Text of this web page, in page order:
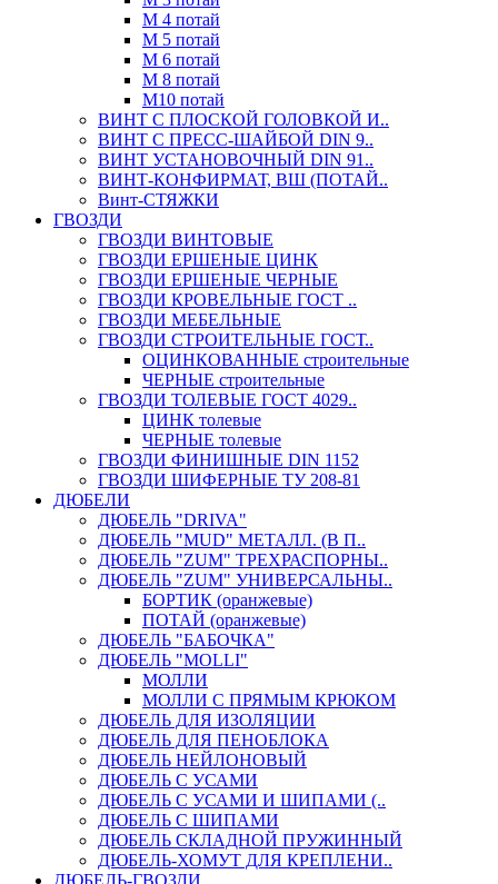
М 4 потай
М 5 потай
М 6 потай
М 8 потай
М10 потай
ВИНТ С ПЛОСКОЙ ГОЛОВКОЙ И..
ВИНТ С ПРЕСС-ШАЙБОЙ DIN 9..
ВИНТ УСТАНОВОЧНЫЙ DIN 91..
ВИНТ-КОНФИРМАТ, ВШ (ПОТАЙ..
Винт-СТЯЖКИ
ГВОЗДИ
ГВОЗДИ ВИНТОВЫЕ
ГВОЗДИ ЕРШЕНЫЕ ЦИНК
ГВОЗДИ ЕРШЕНЫЕ ЧЕРНЫЕ
ГВОЗДИ КРОВЕЛЬНЫЕ ГОСТ ..
ГВОЗДИ МЕБЕЛЬНЫЕ
ГВОЗДИ СТРОИТЕЛЬНЫЕ ГОСТ..
ОЦИНКОВАННЫЕ строительные
ЧЕРНЫЕ строительные
ГВОЗДИ ТОЛЕВЫЕ ГОСТ 4029..
ЦИНК толевые
ЧЕРНЫЕ толевые
ГВОЗДИ ФИНИШНЫЕ DIN 1152
ГВОЗДИ ШИФЕРНЫЕ ТУ 208-81
ДЮБЕЛИ
ДЮБЕЛЬ "DRIVA"
ДЮБЕЛЬ "MUD" МЕТАЛЛ. (В П..
ДЮБЕЛЬ "ZUM" ТРЕХРАСПОРНЫ..
ДЮБЕЛЬ "ZUM" УНИВЕРСАЛЬНЫ..
БОРТИК (оранжевые)
ПОТАЙ (оранжевые)
ДЮБЕЛЬ "БАБОЧКА"
ДЮБЕЛЬ "МOLLI"
МОЛЛИ
МОЛЛИ С ПРЯМЫМ КРЮКОМ
ДЮБЕЛЬ ДЛЯ ИЗОЛЯЦИИ
ДЮБЕЛЬ ДЛЯ ПЕНОБЛОКА
ДЮБЕЛЬ НЕЙЛОНОВЫЙ
ДЮБЕЛЬ С УСАМИ
ДЮБЕЛЬ С УСАМИ И ШИПАМИ (..
ДЮБЕЛЬ С ШИПАМИ
ДЮБЕЛЬ СКЛАДНОЙ ПРУЖИННЫЙ
ДЮБЕЛЬ-ХОМУТ ДЛЯ КРЕПЛЕНИ..
ДЮБЕЛЬ-ГВОЗДИ